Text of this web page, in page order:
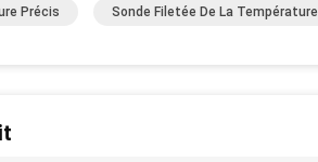
Précis Sonde Filetée De La Température